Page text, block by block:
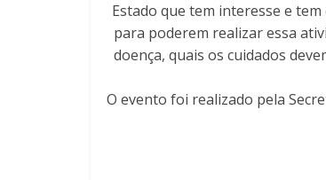
Estado que tem interesse e
para poderem realizar essa
doença, quais os cuidados
O evento foi realizado pela